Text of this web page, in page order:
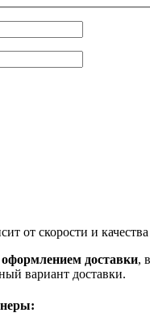
от скорости и
доставки,
вариант доставки.